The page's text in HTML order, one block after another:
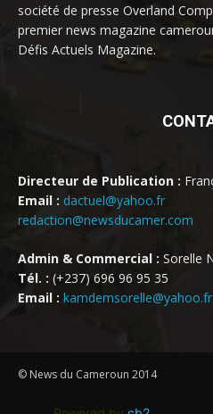
société de presse Overland
premier news magazine
Défis Actuels Magazine.
Directeur de Publication :
Email : dactuel@yahoo.fr
redaction@newsducamer.com
Admin & Commercial : Sorelle
Tél. : (+237) 696 96 95 35
Email : kamdemsorelle@yahoo.fr
© News du Cameroun 2014